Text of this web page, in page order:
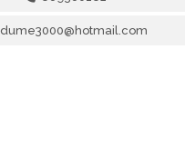
dume3000@hotmail.com